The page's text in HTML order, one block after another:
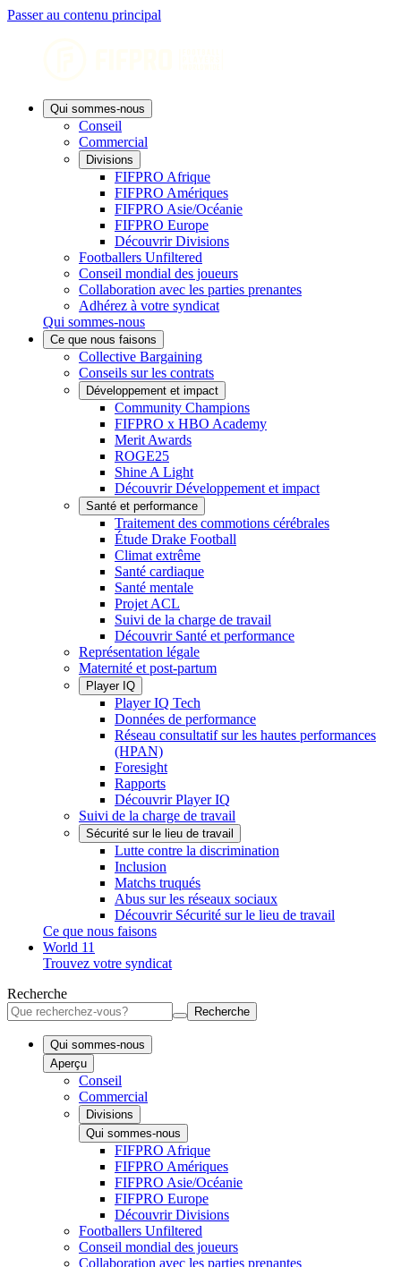
Passer au contenu principal
Qui sommes-nous
Conseil
Commercial
Divisions
FIFPRO Afrique
FIFPRO Amériques
FIFPRO Asie/Océanie
FIFPRO Europe
Découvrir Divisions
Footballers Unfiltered
Conseil mondial des joueurs
Collaboration avec les parties prenantes
Adhérez à votre syndicat
Qui sommes-nous
Ce que nous faisons
Collective Bargaining
Conseils sur les contrats
Développement et impact
Community Champions
FIFPRO x HBO Academy
Merit Awards
ROGE25
Shine A Light
Découvrir Développement et impact
Santé et performance
Traitement des commotions cérébrales
Étude Drake Football
Climat extrême
Santé cardiaque
Santé mentale
Projet ACL
Suivi de la charge de travail
Découvrir Santé et performance
Représentation légale
Maternité et post-partum
Player IQ
Player IQ Tech
Données de performance
Réseau consultatif sur les hautes performances
(HPAN)
Foresight
Rapports
Découvrir Player IQ
Suivi de la charge de travail
Sécurité sur le lieu de travail
Lutte contre la discrimination
Inclusion
Matchs truqués
Abus sur les réseaux sociaux
Découvrir Sécurité sur le lieu de travail
Ce que nous faisons
World 11
Trouvez votre syndicat
Recherche
Recherche
Qui sommes-nous
Aperçu
Conseil
Commercial
Divisions
Qui sommes-nous
FIFPRO Afrique
FIFPRO Amériques
FIFPRO Asie/Océanie
FIFPRO Europe
Découvrir Divisions
Footballers Unfiltered
Conseil mondial des joueurs
Collaboration avec les parties prenantes